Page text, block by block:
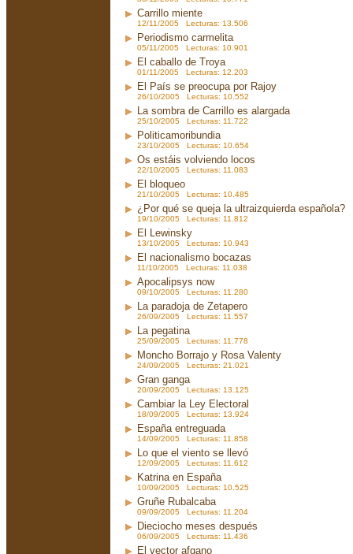
Carrillo miente
12/11/2005 Lecturas: 13.506
Periodismo carmelita
05/11/2005 Lecturas: 10.901
El caballo de Troya
01/11/2005 Lecturas: 12.203
El País se preocupa por Rajoy
26/10/2005 Lecturas: 10.552
La sombra de Carrillo es alargada
25/10/2005 Lecturas: 11.722
Politicamoribundia
23/10/2005 Lecturas: 10.654
Os estáis volviendo locos
22/10/2005 Lecturas: 11.083
El bloqueo
21/10/2005 Lecturas: 10.485
¿Por qué se queja la ultraizquierda española?
19/10/2005 Lecturas: 11.812
El Lewinsky
13/10/2005 Lecturas: 10.943
El nacionalismo bocazas
11/10/2005 Lecturas: 11.038
Apocalipsys now
09/10/2005 Lecturas: 11.280
La paradoja de Zetapero
26/09/2005 Lecturas: 11.557
La pegatina
25/09/2005 Lecturas: 11.778
Moncho Borrajo y Rosa Valenty
24/09/2005 Lecturas: 21.021
Gran ganga
20/09/2005 Lecturas: 13.125
Cambiar la Ley Electoral
18/09/2005 Lecturas: 13.924
España entreguada
14/09/2005 Lecturas: 11.858
Lo que el viento se llevó
12/09/2005 Lecturas: 11.612
Katrina en España
10/09/2005 Lecturas: 10.525
Gruñe Rubalcaba
09/09/2005 Lecturas: 11.204
Dieciocho meses después
06/09/2005 Lecturas: 11.436
El vector afgano